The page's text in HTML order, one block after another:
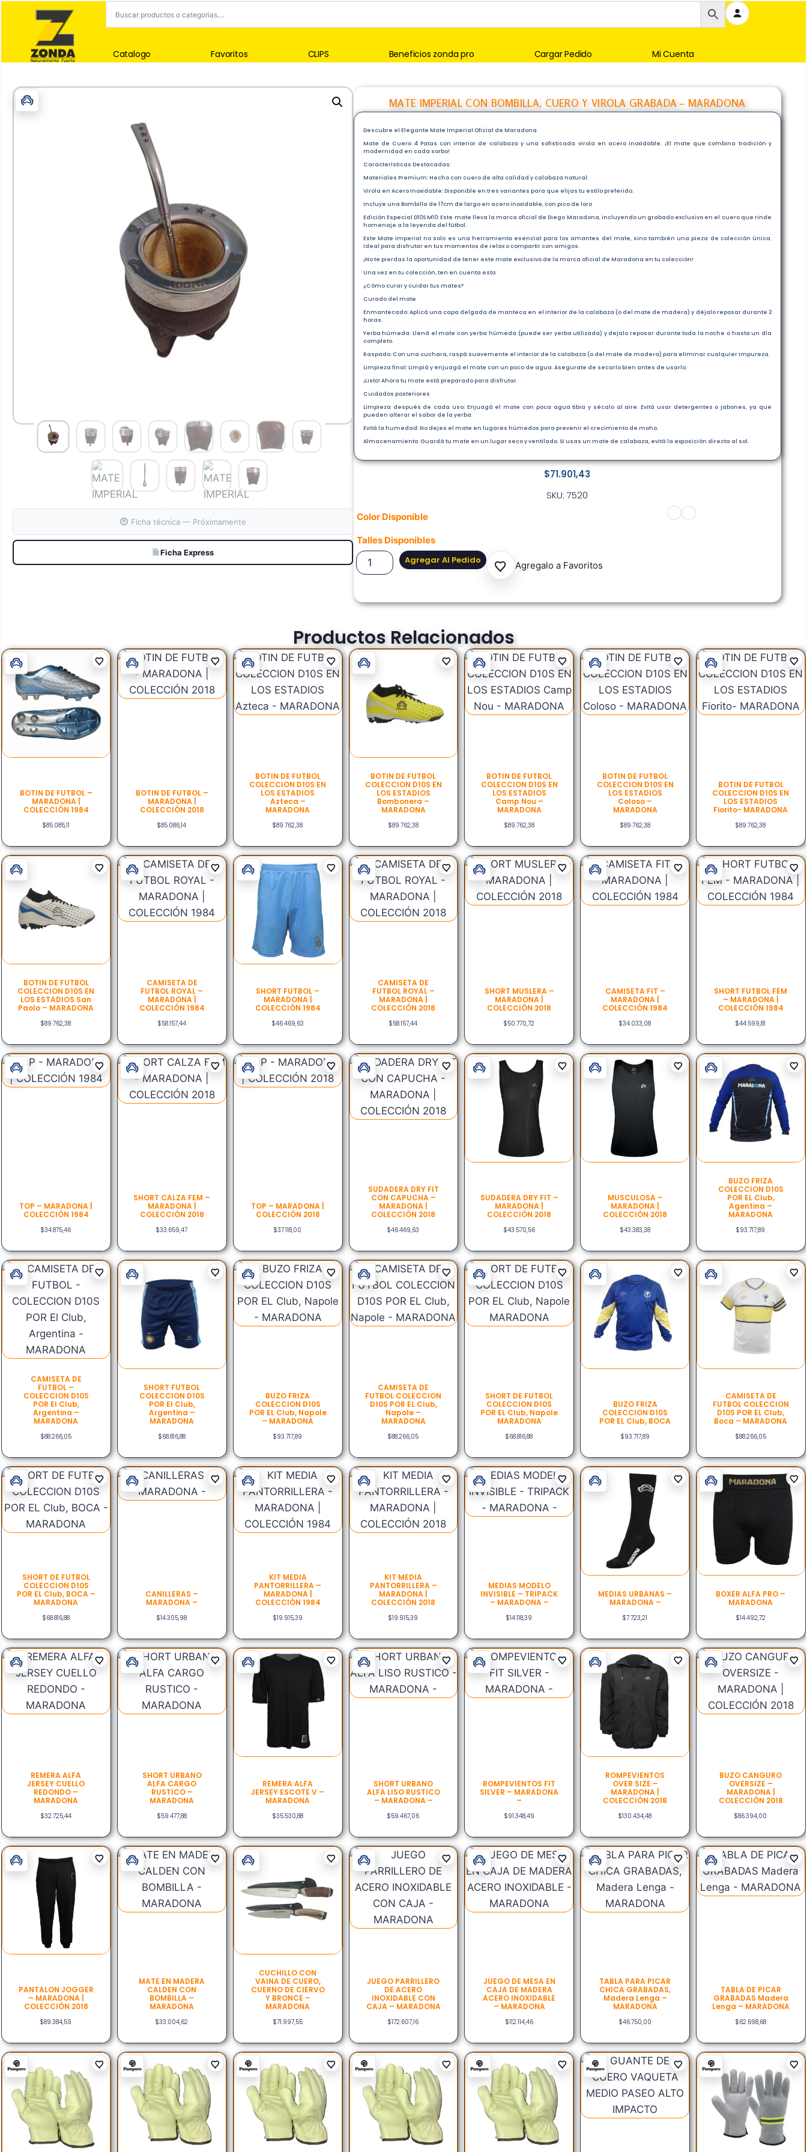
Catalogo Favoritos CLIPS Beneficios zonda pro Cargar Pedido Mi Cuenta
MATE IMPERIAL CON BOMBILLA, CUERO Y VIROLA GRABADA – MARADONA
$71.901,43
Descubre el Elegante Mate Imperial Oficial de Maradona
Mate de Cuero 4 Patas con interior de calabaza y una sofisticada virola en acero inoxidable. ¡El mate que combina tradición y
modernidad en cada sorbo!
Características Destacadas:
Materiales Premium: Hecho con cuero de alta calidad y calabaza natural.
Virola en Acero Inoxidable: Disponible en tres variantes para que elijas tu estilo preferido.
Incluye una Bombilla de 17cm de largo en acero inoxidable, con pico de loro
Edición Especial D10S M10: Este mate lleva la marca oficial de Diego Maradona, incluyendo un grabado exclusivo en el cuero que rinde
homenaje a la leyenda del fútbol.
Este Mate Imperial no solo es una herramienta esencial para los amantes del mate, sino también una pieza de colección única.
Ideal para disfrutar en tus momentos de relax o compartir con amigos.
¡No te pierdas la oportunidad de tener este mate exclusivo de la marca oficial de Maradona en tu colección!
Una vez en tu colección, ten en cuenta esto:
¿Cómo curar y cuidar tus mates?
Curado del mate
Enmantecado: Aplicá una capa delgada de manteca en el interior de la calabaza (o del mate de madera) y déjalo reposar durante 2
horas.
Yerba húmeda: Llená el mate con yerba húmeda (puede ser yerba utilizada) y dejalo reposar durante toda la noche o hasta un día
completo.
Raspado: Con una cuchara, raspá suavemente el interior de la calabaza (o del mate de madera) para eliminar cualquier impureza.
Limpieza final: Limpiá y enjuagá el mate con un poco de agua. Asegurate de secarlo bien antes de usarlo.
¡Listo! Ahora tu mate está preparado para disfrutar.
Cuidados posteriores
Limpieza después de cada uso: Enjuagá el mate con poca agua tibia y sécalo al aire. Evitá usar detergentes o jabones, ya que
pueden alterar el sabor de la yerba.
Evitá la humedad: No dejes el mate en lugares húmedos para prevenir el crecimiento de moho.
Almacenamiento: Guardá tu mate en un lugar seco y ventilado. Si usas un mate de calabaza, evitá la exposición directa al sol.
SKU: 7520
Color Disponible
Talles Disponibles
Agregar Al Pedido
Agregalo a Favoritos
Ficha técnica — Próximamente
Ficha Express
Productos Relacionados
BOTIN DE FUTBOL –
MARADONA |
COLECCIÓN 1984
$85.085,11
BOTIN DE FUTBOL –
MARADONA |
COLECCIÓN 2018
$85.086,14
BOTIN DE FUTBOL
COLECCION D10S EN
LOS ESTADIOS
Azteca –
MARADONA
$89.762,38
BOTIN DE FUTBOL
COLECCION D10S EN
LOS ESTADIOS
Bombonera –
MARADONA
$89.762,38
BOTIN DE FUTBOL
COLECCION D10S EN
LOS ESTADIOS
Camp Nou –
MARADONA
$89.762,38
BOTIN DE FUTBOL
COLECCION D10S EN
LOS ESTADIOS
Coloso –
MARADONA
$89.762,38
BOTIN DE FUTBOL
COLECCION D10S EN
LOS ESTADIOS
Fiorito- MARADONA
$89.762,38
BOTIN DE FUTBOL
COLECCION D10S EN
LOS ESTADIOS San
Paolo – MARADONA
$89.762,38
CAMISETA DE
FUTBOL ROYAL –
MARADONA |
COLECCIÓN 1984
$58.157,44
SHORT FUTBOL –
MARADONA |
COLECCIÓN 1984
$46.469,63
CAMISETA DE
FUTBOL ROYAL –
MARADONA |
COLECCIÓN 2018
$58.157,44
SHORT MUSLERA –
MARADONA |
COLECCIÓN 2018
$50.770,72
CAMISETA FIT –
MARADONA |
COLECCIÓN 1984
$34.033,08
SHORT FUTBOL FEM
– MARADONA |
COLECCIÓN 1984
$44.599,81
TOP – MARADONA |
COLECCIÓN 1984
$34.875,46
SHORT CALZA FEM –
MARADONA |
COLECCIÓN 2018
$33.659,47
TOP – MARADONA |
COLECCIÓN 2018
$37.118,00
SUDADERA DRY FIT
CON CAPUCHA –
MARADONA |
COLECCIÓN 2018
$46.469,63
SUDADERA DRY FIT –
MARADONA |
COLECCIÓN 2018
$43.570,56
MUSCULOSA –
MARADONA |
COLECCIÓN 2018
$43.383,38
BUZO FRIZA
COLECCION D10S
POR EL Club,
Agentina –
MARADONA
$93.717,89
CAMISETA DE
FUTBOL –
COLECCION D10S
POR El Club,
Argentina –
MARADONA
$88.266,05
SHORT FUTBOL
COLECCION D10S
POR El Club,
Argentina –
MARADONA
$68.816,88
BUZO FRIZA
COLECCION D10S
POR EL Club, Napole
– MARADONA
$93.717,89
CAMISETA DE
FUTBOL COLECCION
D10S POR EL Club,
Napole –
MARADONA
$88.266,05
SHORT DE FUTBOL
COLECCION D10S
POR EL Club, Napole
MARADONA
$68.816,88
BUZO FRIZA
COLECCION D10S
POR EL Club, BOCA
$93.717,89
CAMISETA DE
FUTBOL COLECCION
D10S POR EL Club,
Boca – MARADONA
$88.266,05
SHORT DE FUTBOL
COLECCION D10S
POR EL Club, BOCA –
MARADONA
$68.816,88
CANILLERAS –
MARADONA –
$14.305,98
KIT MEDIA
PANTORRILLERA –
MARADONA |
COLECCIÓN 1984
$19.915,39
KIT MEDIA
PANTORRILLERA –
MARADONA |
COLECCIÓN 2018
$19.915,39
MEDIAS MODELO
INVISIBLE – TRIPACK
– MARADONA –
$14.118,39
MEDIAS URBANAS –
MARADONA –
$7.723,21
BOXER ALFA PRO –
MARADONA
$14.492,72
REMERA ALFA
JERSEY CUELLO
REDONDO –
MARADONA
$32.725,44
SHORT URBANO
ALFA CARGO
RUSTICO –
MARADONA
$59.477,88
REMERA ALFA
JERSEY ESCOTE V –
MARADONA
$35.530,88
SHORT URBANO
ALFA LISO RUSTICO
– MARADONA –
$59.467,06
ROMPEVIENTOS FIT
SILVER – MARADONA
–
$91.348,49
ROMPEVIENTOS
OVER SIZE –
MARADONA |
COLECCIÓN 2018
$130.434,48
BUZO CANGURO
OVERSIZE –
MARADONA |
COLECCIÓN 2018
$86.394,00
PANTALON JOGGER
– MARADONA |
COLECCIÓN 2018
$89.384,59
MATE EN MADERA
CALDEN CON
BOMBILLA –
MARADONA
$33.004,62
CUCHILLO CON
VAINA DE CUERO,
CUERNO DE CIERVO
Y BRONCE –
MARADONA
$71.997,55
JUEGO PARRILLERO
DE ACERO
INOXIDABLE CON
CAJA – MARADONA
$172.607,16
JUEGO DE MESA EN
CAJA DE MADERA
ACERO INOXIDABLE
– MARADONA
$112.114,46
TABLA PARA PICAR
CHICA GRABADAS,
Madera Lenga –
MARADONA
$46.750,00
TABLA DE PICAR
GRABADAS Madera
Lenga – MARADONA
$62.698,68